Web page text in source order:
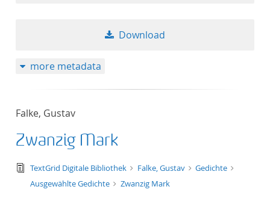
Download
more metadata
Falke, Gustav
Zwanzig Mark
text/tg.edition+tg.aggregation+xml
TextGrid Digitale Bibliothek Falke, Gustav
Gedichte
Ausgewählte Gedichte
Zwanzig Mark